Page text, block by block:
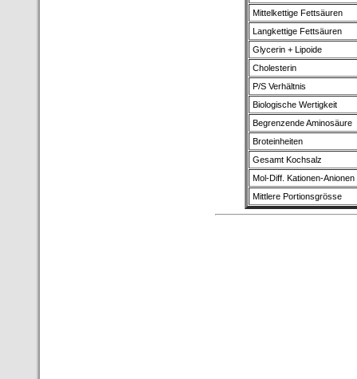
Mittelkettige Fettsäuren
Langkettige Fettsäuren
Glycerin + Lipoide
Cholesterin
P/S Verhältnis
Biologische Wertigkeit
Begrenzende Aminosäure
Broteinheiten
Gesamt Kochsalz
Mol-Diff. Kationen-Anionen
Mittlere Portionsgrösse